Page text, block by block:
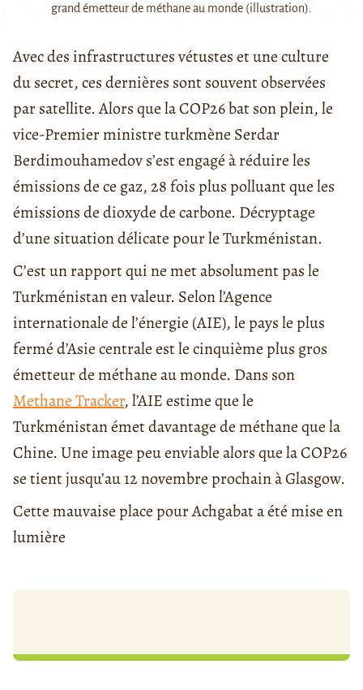
grand émetteur de méthane au monde (illustration).
Avec des infrastructures vétustes et une culture
du secret, ces dernières sont souvent observées
par satellite. Alors que la COP26 bat son plein, le
vice-Premier ministre turkmène Serdar
Berdimouhamedov s’est engagé à réduire les
émissions de ce gaz, 28 fois plus polluant que les
émissions de dioxyde de carbone. Décryptage
d’une situation délicate pour le Turkménistan.
C’est un rapport qui ne met absolument pas le
Turkménistan en valeur. Selon l’Agence
internationale de l’énergie (AIE), le pays le plus
fermé d’Asie centrale est le cinquième plus gros
émetteur de méthane au monde. Dans son
Methane Tracker, l’AIE estime que le
Turkménistan émet davantage de méthane que la
Chine. Une image peu enviable alors que la COP26
se tient jusqu’au 12 novembre prochain à Glasgow.
Cette mauvaise place pour Achgabat a été mise en
lumière